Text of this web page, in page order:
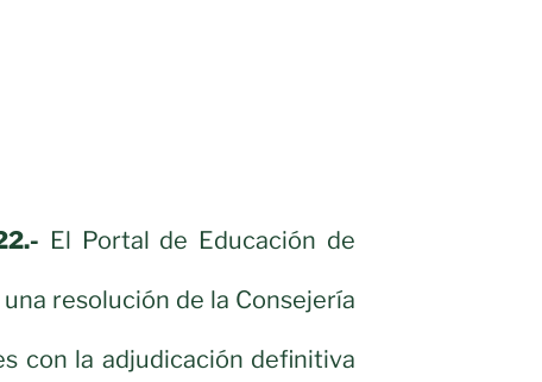
El Portal de Educación de
resolución de la Consejería
con la adjudicación definitiva